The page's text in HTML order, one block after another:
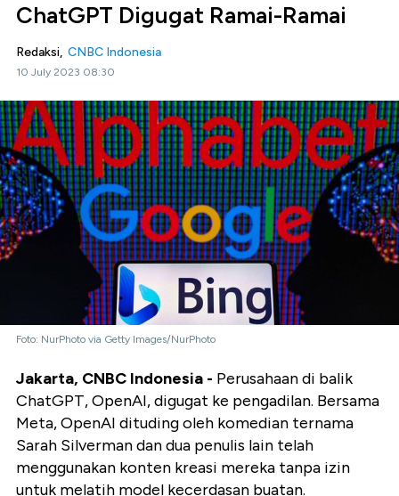
ChatGPT Digugat Ramai-Ramai
Redaksi, CNBC Indonesia
10 July 2023 08:30
Foto: NurPhoto via Getty Images/NurPhoto
Jakarta, CNBC Indonesia - Perusahaan di balik
ChatGPT, OpenAI, digugat ke pengadilan. Bersama
Meta, OpenAI dituding oleh komedian ternama
Sarah Silverman dan dua penulis lain telah
menggunakan konten kreasi mereka tanpa izin
untuk melatih model kecerdasan buatan.